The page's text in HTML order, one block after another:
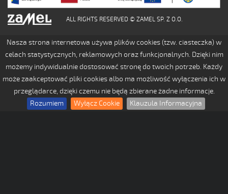
ALL RIGHTS RESERVED © ZAMEL SP. Z O.O.
Nasza strona internetowa używa plików cookies (tzw. ciasteczka) w
celach statystycznych, reklamowych oraz funkcjonalnych. Dzięki nim
możemy indywidualnie dostosować stronę do twoich potrzeb. Każdy
może zaakceptować pliki cookies albo ma możliwość wyłączenia ich w
przeglądarce, dzięki czemu nie będą zbierane żadne informacje.
Rozumiem
Wyłącz Cookie Klauzula Informacyjna